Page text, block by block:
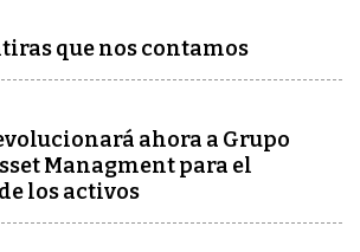
que nos contamos
ahora a Grupo
Managment para el
los activos